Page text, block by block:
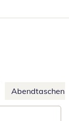
Abendtaschen